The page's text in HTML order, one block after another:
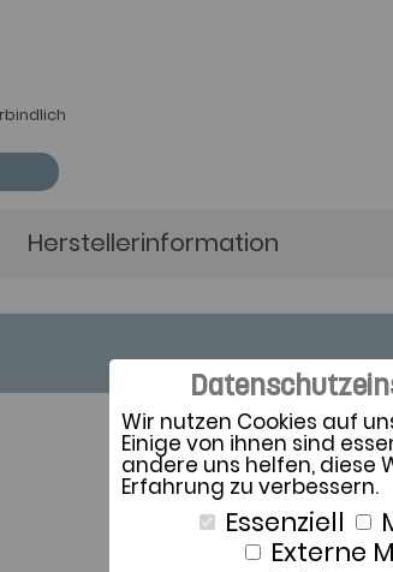
Wir nutzen Cookies auf
Einige von ihnen sind
andere uns helfen, diese
Erfahrung zu verbessern.
Essenziell
Externe
Herstellerinformation